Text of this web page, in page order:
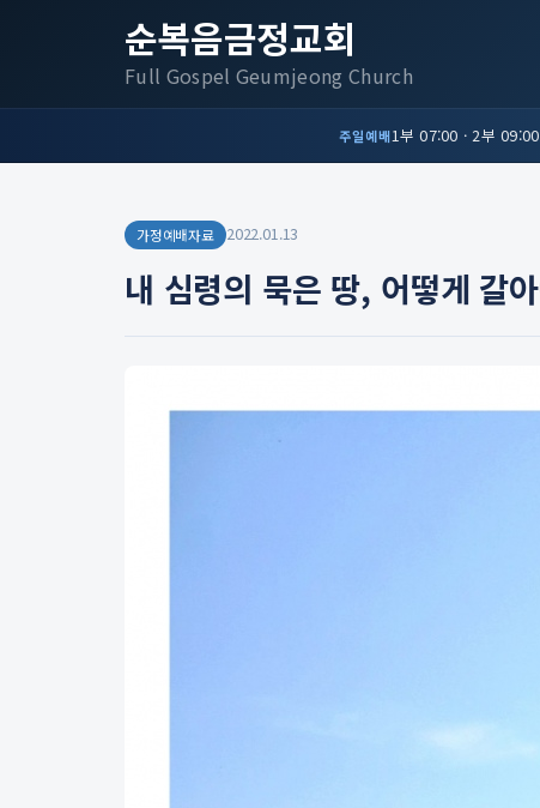
순복음금정교회
Full Gospel Geumjeong Church
주일예배1부 07:00 · 2부
가정예배자료 2022.01.13
내 심령의 묵은 땅, 어떻게 갈